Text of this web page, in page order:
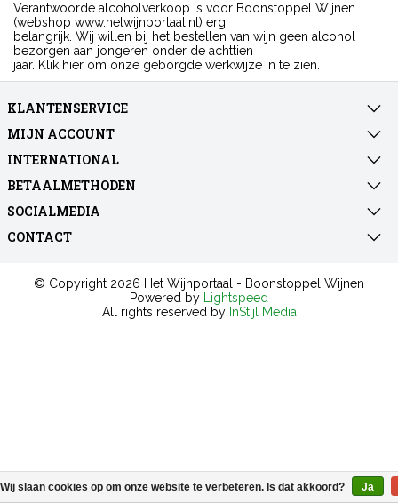
Verantwoorde alcoholverkoop is voor Boonstoppel Wijnen
(webshop www.hetwijnportaal.nl) erg
belangrijk. Wij willen bij het bestellen van wijn geen alcohol
bezorgen aan jongeren onder de achttien
jaar. Klik hier om onze geborgde werkwijze in te zien.
KLANTENSERVICE
MIJN ACCOUNT
INTERNATIONAL
BETAALMETHODEN
SOCIALMEDIA
CONTACT
© Copyright 2026 Het Wijnportaal - Boonstoppel Wijnen
Powered by
Lightspeed
All rights reserved by InStijl Media
Wij slaan cookies op om onze website te verbeteren. Is dat akkoord? Ja